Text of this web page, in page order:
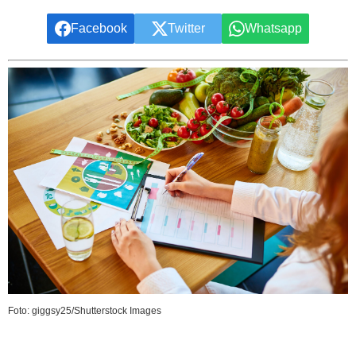
Facebook Twitter Whatsapp
Foto: giggsy25/Shutterstock Images